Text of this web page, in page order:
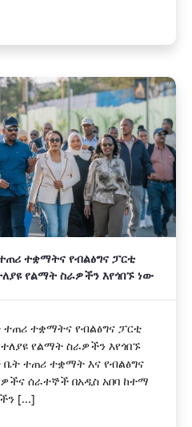
ተቋማትና የብልፅግና ፓርቲ
የልማት ስራዎችን እየጎበኙ ነው
ተቋማትና የብልፅግና ፓርቲ
የልማት ስራዎችን እየጎበኙ
ተጠሪ ተቋማት እና የብልፅግና
ሰራተኞች በአዲስ አበባ ከተማ
[...]